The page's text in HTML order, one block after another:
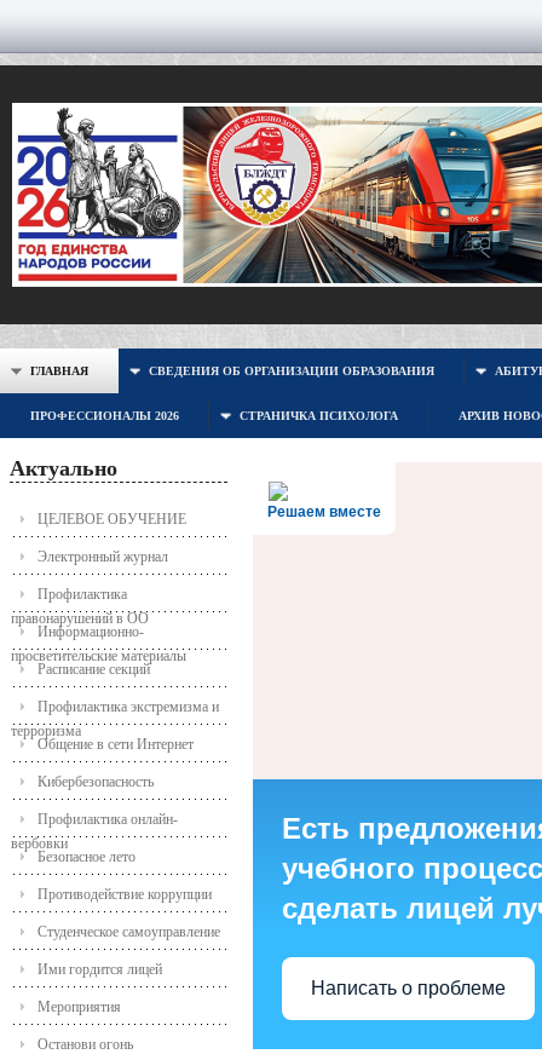
ГЛАВНАЯ СВЕДЕНИЯ ОБ ОРГАНИЗАЦИИ ОБРАЗОВАНИЯ
ПРОФЕССИОНАЛЫ 2026 СТРАНИЧКА ПСИХОЛОГА АРХИВ
Актуально
ЦЕЛЕВОЕ ОБУЧЕНИЕ
Электронный журнал
Профилактика
правонарушений в ОО
Информационно-
просветительские материалы
Расписание секций
Профилактика экстремизма и
терроризма
Общение в сети Интернет
Кибербезопасность
Профилактика онлайн-
вербовки
Безопасное лето
Противодействие коррупции
Студенческое самоуправление
Ими гордится лицей
Мероприятия
Останови огонь
Решаем вместе
Есть
учебного
сделать лицей
Написать о проблеме